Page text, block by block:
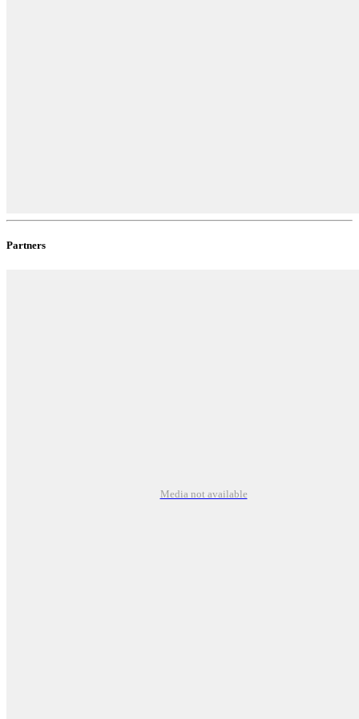
Partners
Media not available